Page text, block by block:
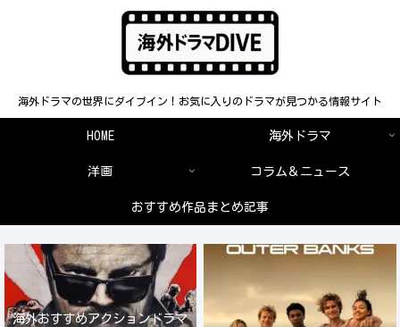
海外ドラマの世界にダイブイン！お気に入りのドラマが見つかる情報サイト
HOME 海外ドラマ
洋画 コラム＆ニュース
おすすめ作品まとめ記事
海外おすすめアクションドラマ